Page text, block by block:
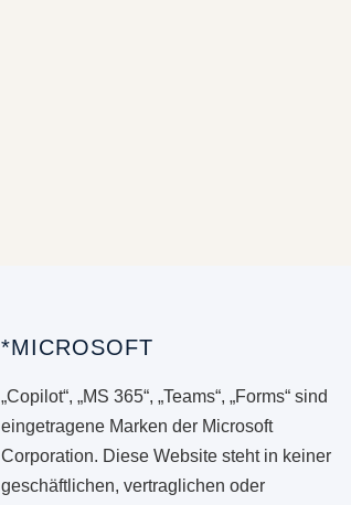
*MICROSOFT
„Copilot“, „MS 365“, „Teams“, „Forms“ sind
eingetragene Marken der Microsoft
Corporation. Diese Website steht in keiner
geschäftlichen, vertraglichen oder